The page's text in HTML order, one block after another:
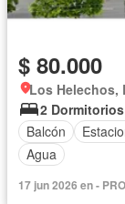
$ 80.000
Los Helechos,
2 Dormitorios
Balcón
Agua
17 jun 2026 en -